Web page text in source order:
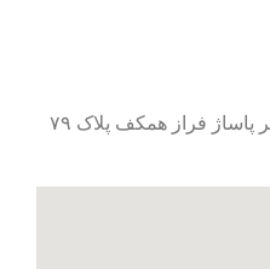
فراز همکف پلاک ۷۹